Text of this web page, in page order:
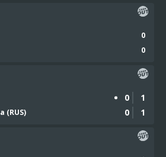
0
0
1
0
(RUS) 1
0